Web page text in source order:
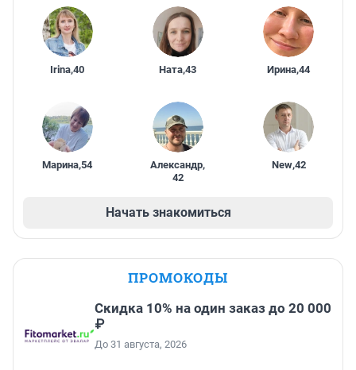
Irina,40 Ната,43 Ирина,44
Марина,54 Александр,
42
New,42
Начать знакомиться
ПРОМОКОДЫ
Скидка 10% на один заказ до 20 000
₽
До 31 августа, 2026